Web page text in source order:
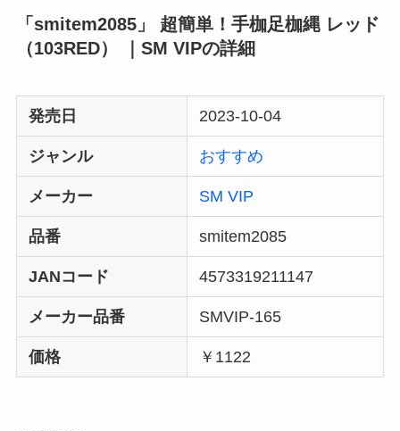
「smitem2085」 超簡単！手枷足枷縄 レッド
（103RED） ｜SM VIPの詳細
発売日 2023-10-04
ジャンル おすすめ
メーカー SM VIP
品番 smitem2085
JANコード 4573319211147
メーカー品番 SMVIP-165
価格 ￥1122